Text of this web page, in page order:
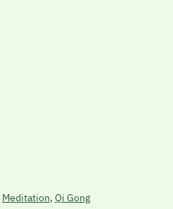
Meditation, Qi Gong